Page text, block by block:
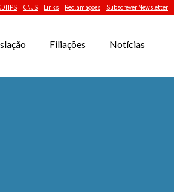
CNJS Links Reclamações Subscrever Newsletter
Filiações Notícias